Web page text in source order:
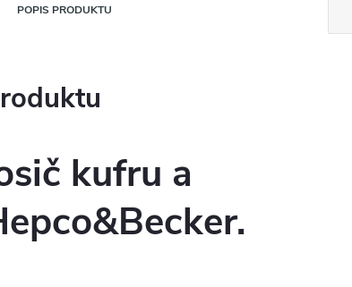
POPIS PRODUKTU
kufru a